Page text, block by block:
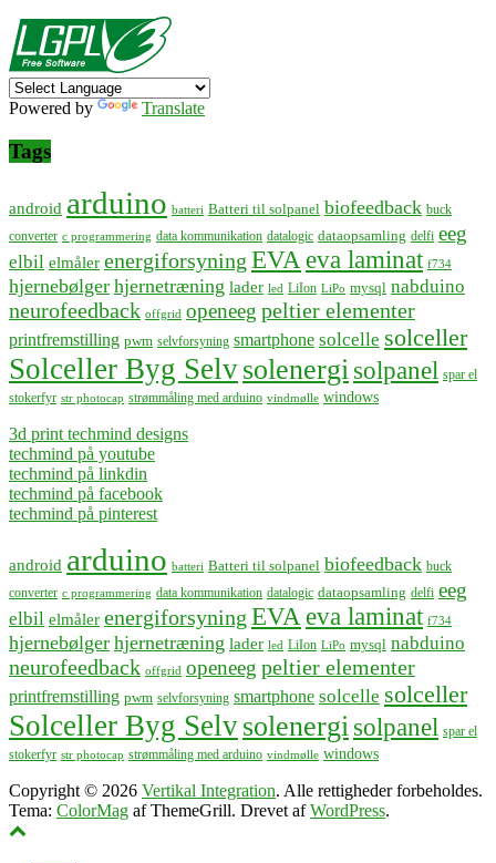
Powered by Translate
Tags
android arduino batteri Batteri til solpanel biofeedback buck
converter c programmering data kommunikation datalogic dataopsamling delfi eeg
elbil elmåler energiforsyning EVA eva laminat f734
hjernebølger hjernetræning lader led LiIon LiPo mysql nabduino
neurofeedback offgrid openeeg peltier elementer
printfremstilling pwm selvforsyning smartphone solcelle solceller
Solceller Byg Selvsolenergisolpanel spar el
stokerfyr str photocap strømmåling med arduino vindmølle windows
3d print techmind designs
techmind på youtube
techmind på linkdin
techmind på facebook
techmind på pinterest
android arduino batteri Batteri til solpanel biofeedback buck
converter c programmering data kommunikation datalogic dataopsamling delfi eeg
elbil elmåler energiforsyning EVA eva laminat f734
hjernebølger hjernetræning lader led LiIon LiPo mysql nabduino
neurofeedback offgrid openeeg peltier elementer
printfremstilling pwm selvforsyning smartphone solcelle solceller
Solceller Byg Selvsolenergisolpanel spar el
stokerfyr str photocap strømmåling med arduino vindmølle windows
Copyright © 2026 Vertikal Integration. Alle rettigheder forbeholdes.
Tema: ColorMag af ThemeGrill. Drevet afWordPress.